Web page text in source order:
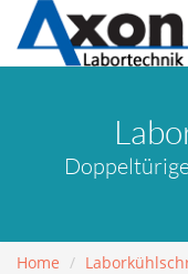
Home